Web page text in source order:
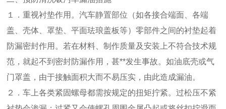
１．重视衬垫作用。汽车静置部位（如各接合端面、各端
盖、壳体、罩垫、平面珐琅盖板等）零部件之间的衬垫起着
防漏密封作用。若在材料、制作质量及安装上不符合技术规
范，就起不到密封防漏作用，甚**发生事故。如油底壳或气
门罩盖，由于接触面积大而不易压实，由此造成漏油。
２．车上各类紧固螺母都需按规定的扭矩拧紧。过松压不紧